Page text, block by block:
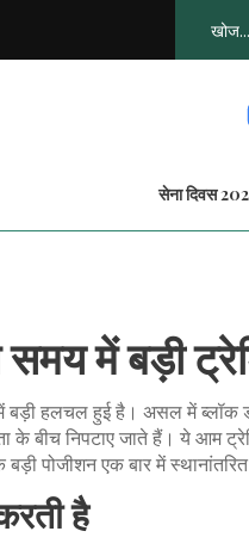
सेना दिवस
में बड़ी
बड़ी हलचल हुई है। असल में ब्लॉक
के बीच निपटाए जाते हैं। ये आम
पोजीशन एक बार में
है